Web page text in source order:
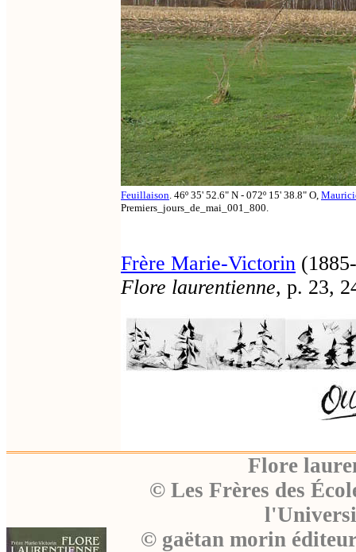
Feuillaison . 46º 35' 52.6" N - 072º 15' 38.8" O,
Premiers_jours_de_mai_001_800.
Frère Marie-Victorin
Flore laurentienne, p. 23,
Flore
© Les Frères des
© gaëtan morin